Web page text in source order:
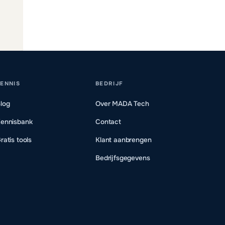
tools
BEDRIJF
Over MADA Tech
Contact
Klant aanbrengen
Bedrijfsgegevens